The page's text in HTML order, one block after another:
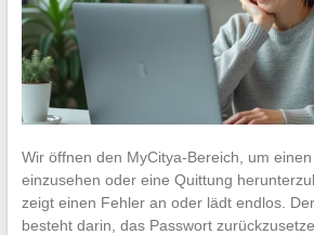
Wir öffnen den MyCitya-Bereich, um
einzusehen oder eine Quittung
zeigt einen Fehler an oder lädt endlos.
besteht darin, das Passwort